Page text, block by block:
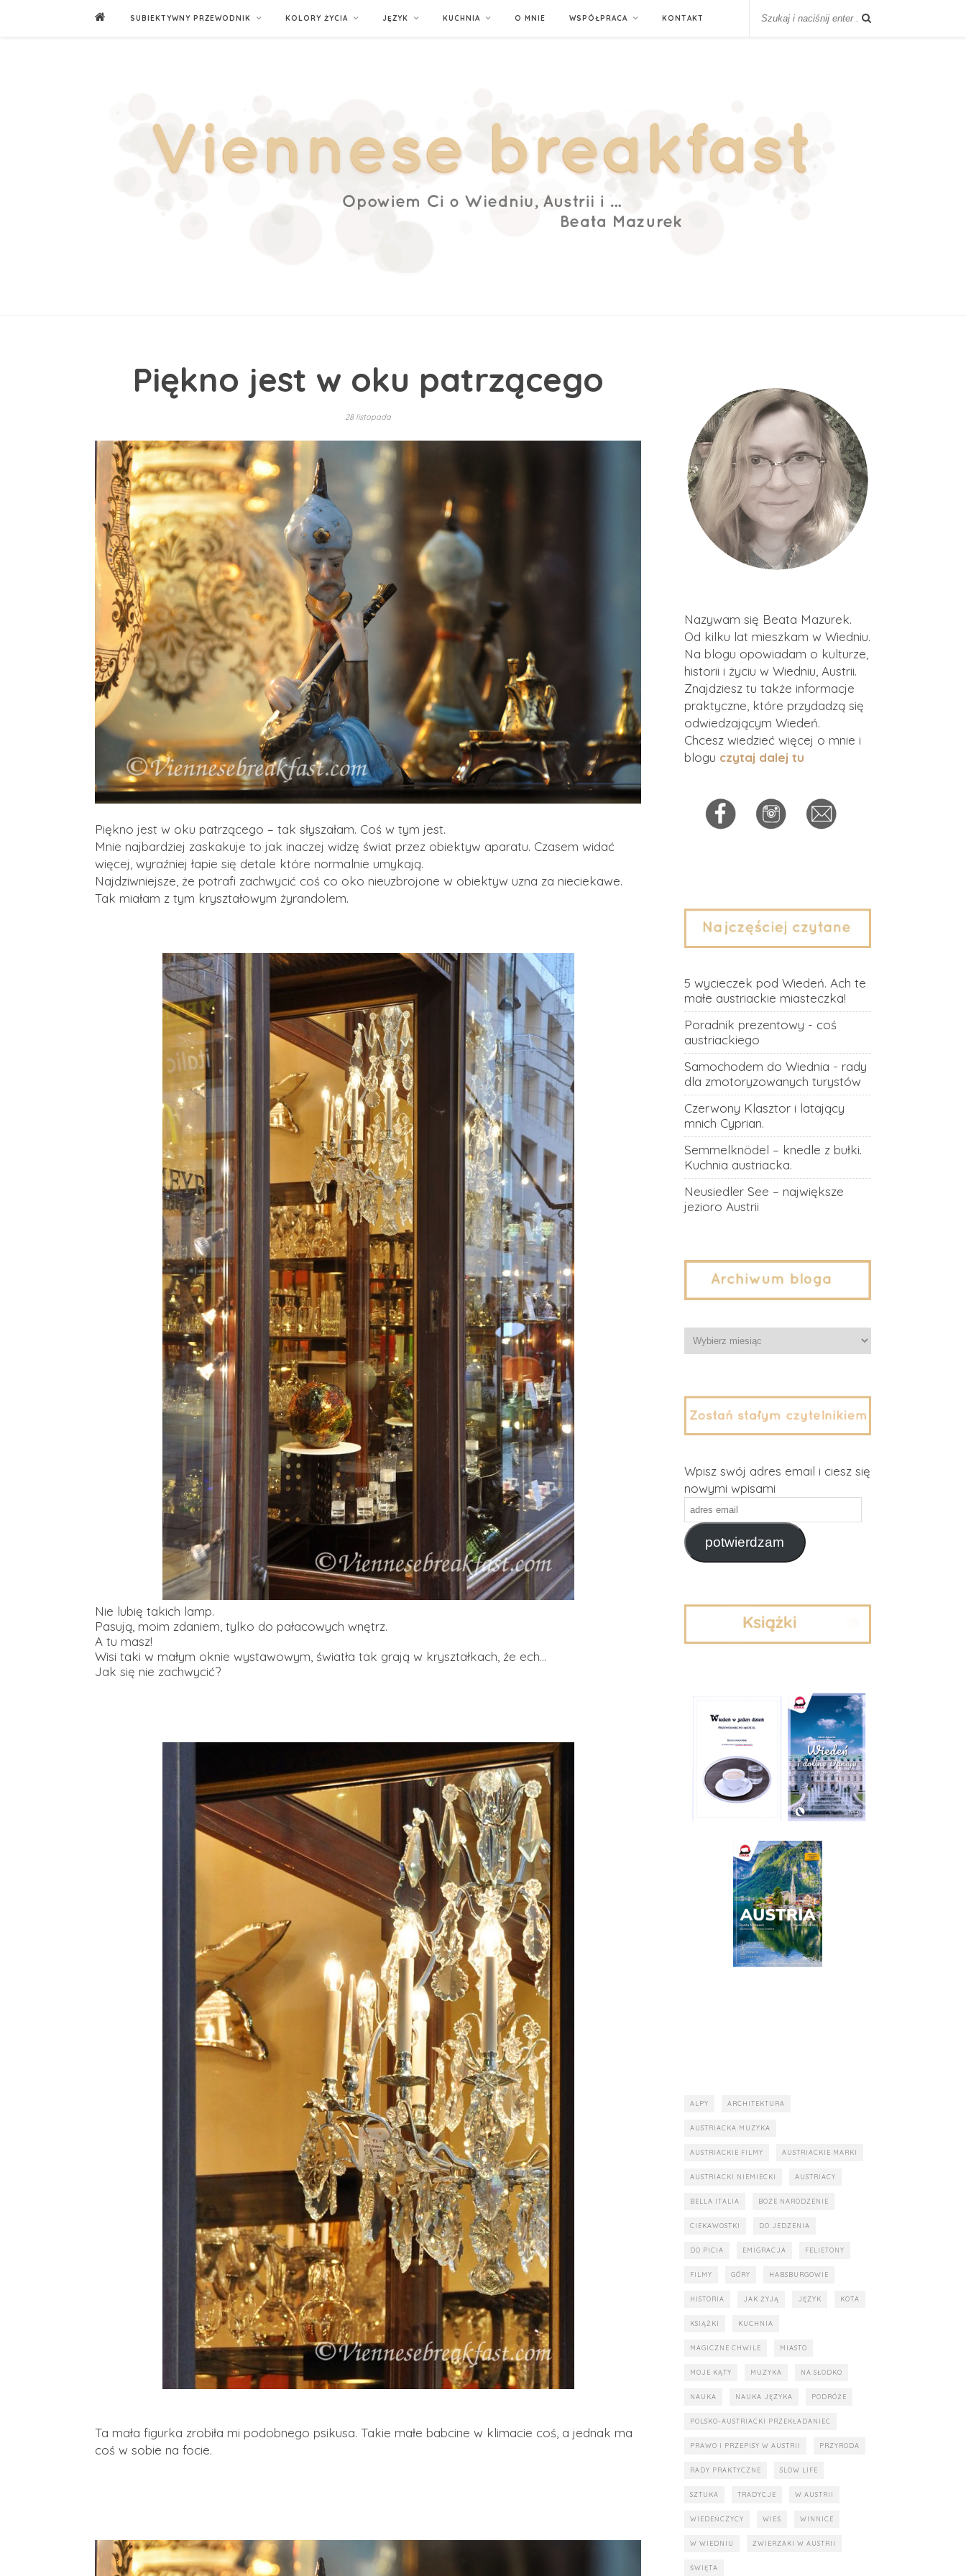
SUBIEKTYWNY PRZEWODNIK KOLORY ŻYCIA JĘZYK KUCHNIA O MNIE WSPÓŁPRACA KONTAKT
Piękno jest w oku patrzącego
28 listopada
Piękno jest w oku patrzącego – tak słyszałam. Coś w tym jest.
Mnie najbardziej zaskakuje to jak inaczej widzę świat przez obiektyw aparatu. Czasem widać
więcej, wyraźniej łapie się detale które normalnie umykają.
Najdziwniejsze, że potrafi zachwycić coś co oko nieuzbrojone w obiektyw uzna za nieciekawe.
Tak miałam z tym kryształowym żyrandolem.
Nie lubię takich lamp.
Pasują, moim zdaniem, tylko do pałacowych wnętrz.
A tu masz!
Wisi taki w małym oknie wystawowym, światła tak grają w kryształkach, że ech…
Jak się nie zachwycić?
Ta mała figurka zrobiła mi podobnego psikusa. Takie małe babcine w klimacie coś, a jednak ma
coś w sobie na focie.
Nazywam się Beata Mazurek.
Od kilku lat mieszkam w Wiedniu.
Na blogu opowiadam o kulturze,
historii i życiu w Wiedniu, Austrii.
Znajdziesz tu także informacje
praktyczne, które przydadzą się
odwiedzającym Wiedeń.
Chcesz wiedzieć więcej o mnie i
blogu czytaj dalej tu
5 wycieczek pod Wiedeń. Ach te
małe austriackie miasteczka!
Poradnik prezentowy - coś
austriackiego
Samochodem do Wiednia - rady
dla zmotoryzowanych turystów
Czerwony Klasztor i latający
mnich Cyprian.
Semmelknödel – knedle z bułki.
Kuchnia austriacka.
Neusiedler See – największe
jezioro Austrii
Archiwa
Wpisz swój adres email i ciesz się
nowymi wpisami
adres
email
potwierdzam
ALPY ARCHITEKTURA
AUSTRIACKA MUZYKA
AUSTRIACKIE FILMY AUSTRIACKIE MARKI
AUSTRIACKI NIEMIECKI AUSTRIACY
BELLA ITALIA BOŻE NARODZENIE
CIEKAWOSTKI DO JEDZENIA
DO PICIA EMIGRACJA FELIETONY
FILMY GÓRY HABSBURGOWIE
HISTORIA JAK ŻYJĄ JĘZYK KOTA
KSIĄŻKI KUCHNIA
MAGICZNE CHWILE MIASTO
MOJE KĄTY MUZYKA NA SŁODKO
NAUKA NAUKA JĘZYKA PODRÓŻE
POLSKO-AUSTRIACKI PRZEKŁADANIEC
PRAWO I PRZEPISY W AUSTRII PRZYRODA
RADY PRAKTYCZNE SLOW LIFE
SZTUKA TRADYCJE W AUSTRII
WIEDEŃCZYCY WIEŚ WINNICE
W WIEDNIU ZWIERZAKI W AUSTRII
ŚWIĘTA